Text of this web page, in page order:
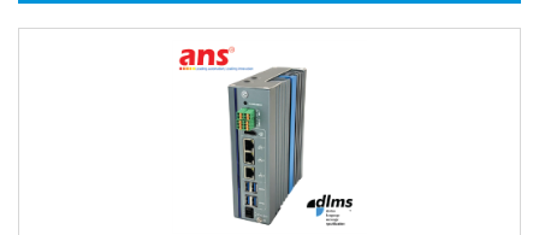
Ekstrom-Carlson
Elands Cable Vietnam
Electronic Design System S.R.L Vietnam